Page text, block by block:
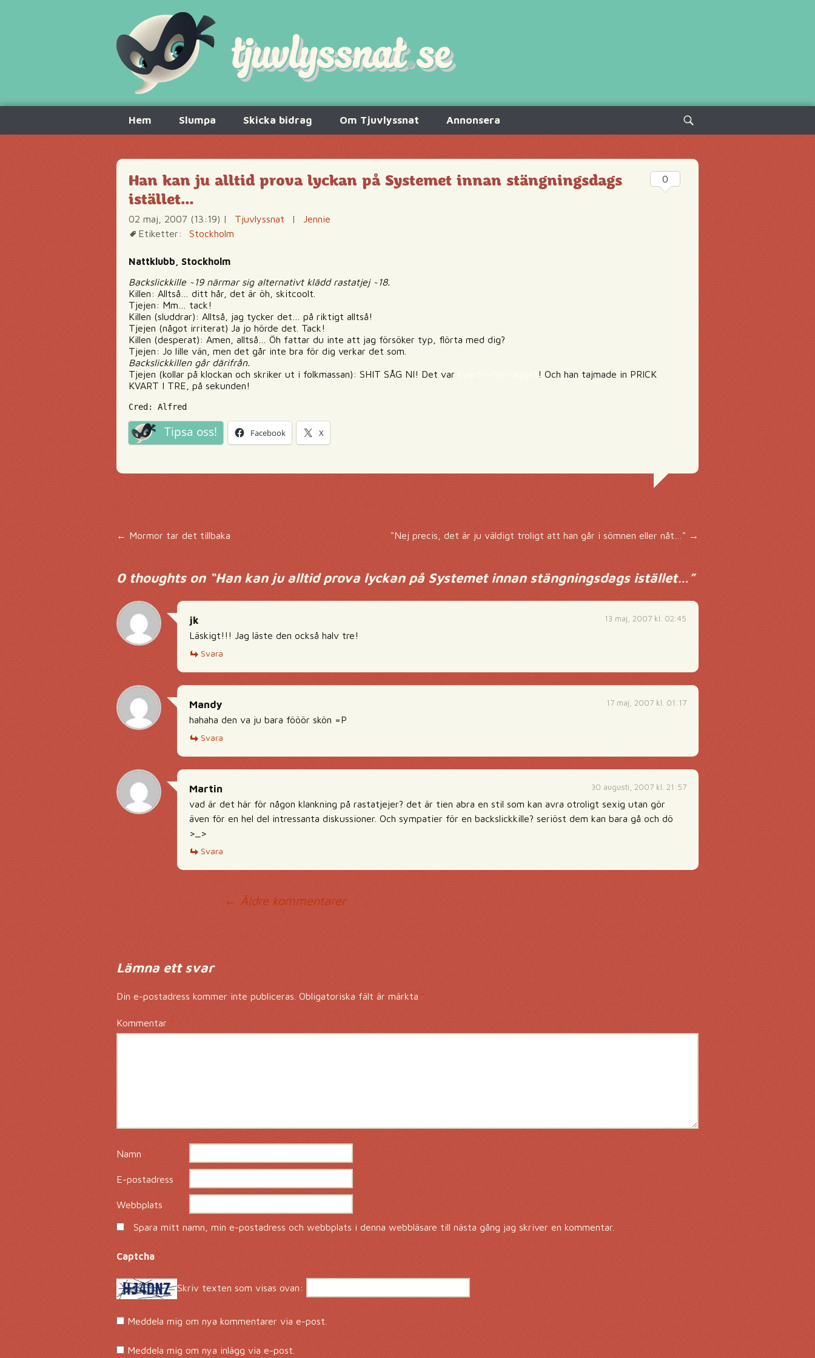
innehåll
Hem Slumpa Skicka bidrag Om Tjuvlyssnat Annonsera
Sök
efter:
Han kan ju alltid prova lyckan på Systemet innan stängningsdags
istället…
02 maj, 2007 (13:19) | Tjuvlyssnat |
Jennie
Etiketter:
Stockholm
Nattklubb, Stockholm
Backslickkille ~19 närmar sig alternativt klädd rastatjej ~18.
Killen: Alltså… ditt hår, det är öh, skitcoolt.
Tjejen: Mm… tack!
Killen (sluddrar): Alltså, jag tycker det… på riktigt alltså!
Tjejen (något irriterat) Ja jo hörde det. Tack!
Killen (desperat): Amen, alltså… Öh fattar du inte att jag försöker typ, flörta med dig?
Tjejen: Jo lille vän, men det går inte bra för dig verkar det som.
Backslickkillen går därifrån.
Tjejen (kollar på klockan och skriker ut i folkmassan): SHIT SÅG NI! Det var
! Och han tajmade in PRICK
KVART I TRE, på sekunden!
Cred: Alfred
Tipsa oss! Facebook X
0
Inläggsnavigering
←Mormor tar det tillbaka "Nej precis, det är ju väldigt troligt att han går i sömnen eller nåt…" →
0 thoughts on “Han kan ju alltid prova lyckan på Systemet innan stängningsdags istället…”
13 maj, 2007 kl. 02:45
jk
Läskigt!!! Jag läste den också halv tre!
Svara
17 maj, 2007 kl. 01:17
Mandy
hahaha den va ju bara fööör skön =P
Svara
30 augusti, 2007 kl. 21:57
Martin
vad är det här för någon klankning på rastatjejer? det är tien abra en stil som kan avra otroligt sexig utan gör
även för en hel del intressanta diskussioner. Och sympatier för en backslickkille? seriöst dem kan bara gå och dö
>_>
Svara
Kommentarsnavigering
← Äldre kommentarer
Lämna ett svar
Din e-postadress kommer inte publiceras. Obligatoriska fält är märkta*
Kommentar*
Namn*
E-postadress *
Webbplats
Spara mitt namn, min e-postadress och webbplats i denna webbläsare till nästa gång jag skriver en kommentar.
Captcha*
Skriv texten som visas ovan:
Meddela mig om nya kommentarer via e-post.
Meddela mig om nya inlägg via e-post.